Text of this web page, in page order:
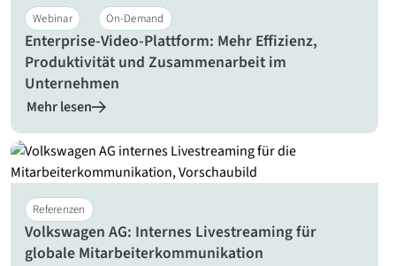
Webinar On-Demand
Enterprise-Video-Plattform: Mehr Effizienz,
Produktivität und Zusammenarbeit im
Unternehmen
Mehr lesen
Referenzen
Volkswagen AG: Internes Livestreaming für
globale Mitarbeiterkommunikation